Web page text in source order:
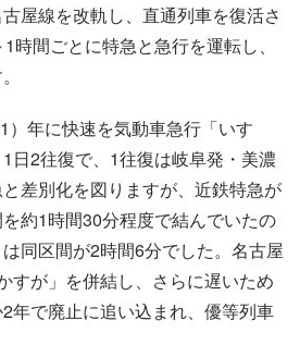
屋線を改軌し、直通列車を復活さ
時間ごとに特急と急行を運転し、
年に快速を気動車急行「いす
日2往復で、1往復は岐阜発・美濃
差別化を図りますが、近鉄特急が
約1時間30分程度で結んでいたの
同区間が2時間6分でした。名古屋
すが」を併結し、さらに遅いため
年で廃止に追い込まれ、優等列車